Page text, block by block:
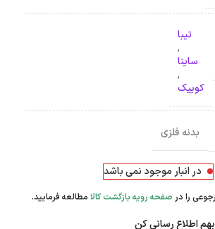
تیبا
,
ساینا
,
کوییک
بدنه فلزی
در انبار موجود نمی باشد
را در صفحه رویه بازگشت کالا مطالعه فرمایید.
اطلاع رسانی کن